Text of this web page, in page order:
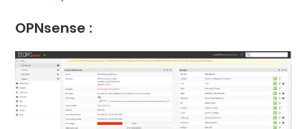
OPNsense :